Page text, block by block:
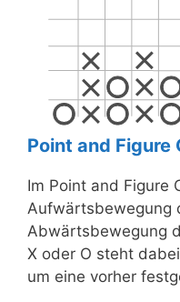
Point and Figure
Im Point and Figure
Aufwärtsbewegung
Abwärtsbewegung
X oder O steht
um eine vorher